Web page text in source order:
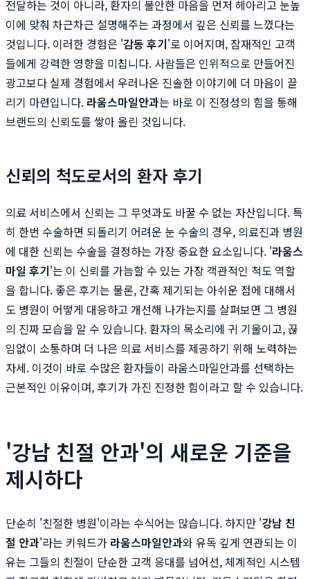
전달하는 것이 아니라, 환자의 불안한 마음을 먼저 헤아리고 눈높
이에 맞춰 차근차근 설명해주는 과정에서 깊은 신뢰를 느꼈다는
것입니다. 이러한 경험은 '감동 후기'로 이어지며, 잠재적인 고객
들에게 강력한 영향을 미칩니다. 사람들은 인위적으로 만들어진
광고보다 실제 경험에서 우러나온 진솔한 이야기에 더 마음이 끌
리기 마련입니다. 라움스마일안과는 바로 이 진정성의 힘을 통해
브랜드의 신뢰도를 쌓아 올린 것입니다.
신뢰의 척도로서의 환자 후기
의료 서비스에서 신뢰는 그 무엇과도 바꿀 수 없는 자산입니다. 특
히 한번 수술하면 되돌리기 어려운 눈 수술의 경우, 의료진과 병원
에 대한 신뢰는 수술을 결정하는 가장 중요한 요소입니다. '라움스
마일 후기'는 이 신뢰를 가늠할 수 있는 가장 객관적인 척도 역할
을 합니다. 좋은 후기는 물론, 간혹 제기되는 아쉬운 점에 대해서
도 병원이 어떻게 대응하고 개선해 나가는지를 살펴보면 그 병원
의 진짜 모습을 알 수 있습니다. 환자의 목소리에 귀 기울이고, 끊
임없이 소통하며 더 나은 의료 서비스를 제공하기 위해 노력하는
자세. 이것이 바로 수많은 환자들이 라움스마일안과를 선택하는
근본적인 이유이며, 후기가 가진 진정한 힘이라고 할 수 있습니다.
'강남 친절 안과'의 새로운 기준을
제시하다
단순히 '친절한 병원'이라는 수식어는 많습니다. 하지만 '강남 친
절 안과'라는 키워드가 라움스마일안과와 유독 깊게 연관되는 이
유는 그들의 친절이 단순한 고객 응대를 넘어선, 체계적인 시스템